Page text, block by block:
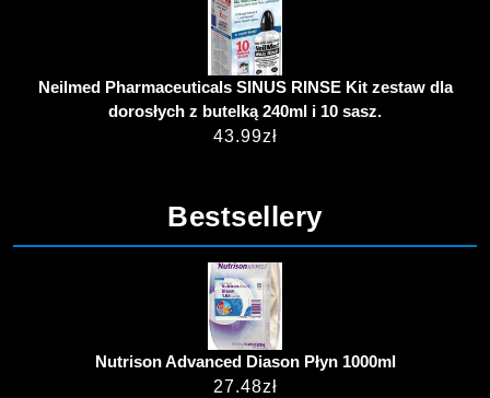
Neilmed Pharmaceuticals SINUS RINSE Kit zestaw dla
dorosłych z butelką 240ml i 10 sasz.
43.99zł
Bestsellery
Nutrison Advanced Diason Płyn 1000ml
27.48zł